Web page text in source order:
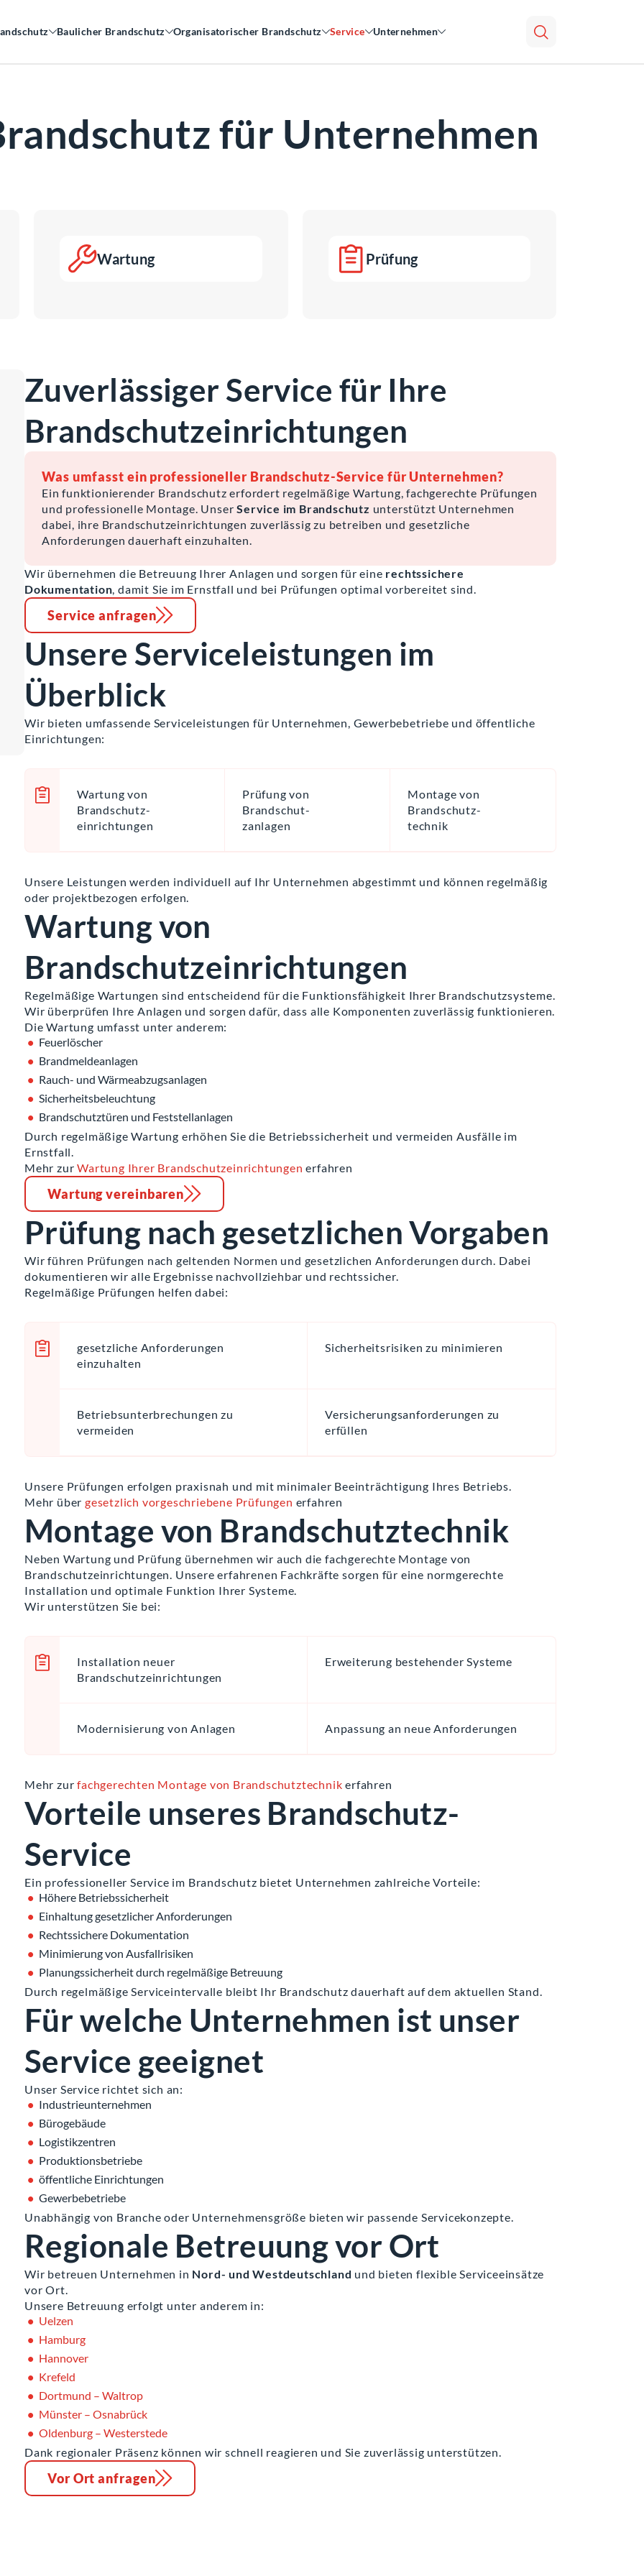
Baulicher Brandschutz Organisatorischer Brandschutz Service Unternehmen
für Unternehmen
Wartung Prüfung
Zuverlässiger Service für Ihre
Brandschutzeinrichtungen
Was umfasst ein professioneller Brandschutz-Service für Unternehmen?
Ein funktionierender Brandschutz erfordert regelmäßige Wartung, fachgerechte Prüfungen
und professionelle Montage. UnserService im Brandschutz unterstützt Unternehmen
dabei, ihre Brandschutzeinrichtungen zuverlässig zu betreiben und gesetzliche
Anforderungen dauerhaft einzuhalten.
Wir übernehmen die Betreuung Ihrer Anlagen und sorgen für eine rechtssichere
Dokumentation, damit Sie im Ernstfall und bei Prüfungen optimal vorbereitet sind.
Service anfragen
Unsere Serviceleistungen im
Überblick
Wir bieten umfassende Serviceleistungen für Unternehmen, Gewerbebetriebe und öffentliche
Einrichtungen:
Wartung von
Brandschutz-
einrichtungen
Prüfung von
Brandschut-
zanlagen
Montage von
Brandschutz-
technik
Unsere Leistungen werden individuell auf Ihr Unternehmen abgestimmt und können regelmäßig
oder projektbezogen erfolgen.
Wartung von
Brandschutzeinrichtungen
Regelmäßige Wartungen sind entscheidend für die Funktionsfähigkeit Ihrer Brandschutzsysteme.
Wir überprüfen Ihre Anlagen und sorgen dafür, dass alle Komponenten zuverlässig funktionieren.
Die Wartung umfasst unter anderem:
Feuerlöscher
Brandmeldeanlagen
Rauch- und Wärmeabzugsanlagen
Sicherheitsbeleuchtung
Brandschutztüren und Feststellanlagen
Durch regelmäßige Wartung erhöhen Sie die Betriebssicherheit und vermeiden Ausfälle im
Ernstfall.
Mehr zurWartung Ihrer Brandschutzeinrichtungen erfahren
Wartung vereinbaren
Prüfung nach gesetzlichen Vorgaben
Wir führen Prüfungen nach geltenden Normen und gesetzlichen Anforderungen durch. Dabei
dokumentieren wir alle Ergebnisse nachvollziehbar und rechtssicher.
Regelmäßige Prüfungen helfen dabei:
gesetzliche Anforderungen
einzuhalten
Sicherheitsrisiken zu minimieren
Betriebsunterbrechungen zu
vermeiden
Versicherungsanforderungen zu
erfüllen
Unsere Prüfungen erfolgen praxisnah und mit minimaler Beeinträchtigung Ihres Betriebs.
Mehr übergesetzlich vorgeschriebene Prüfungen erfahren
Montage von Brandschutztechnik
Neben Wartung und Prüfung übernehmen wir auch die fachgerechte Montage von
Brandschutzeinrichtungen. Unsere erfahrenen Fachkräfte sorgen für eine normgerechte
Installation und optimale Funktion Ihrer Systeme.
Wir unterstützen Sie bei:
Installation neuer
Brandschutzeinrichtungen
Erweiterung bestehender Systeme
Modernisierung von Anlagen Anpassung an neue Anforderungen
Mehr zurfachgerechten Montage von Brandschutztechnik erfahren
Vorteile unseres Brandschutz-
Service
Ein professioneller Service im Brandschutz bietet Unternehmen zahlreiche Vorteile:
Höhere Betriebssicherheit
Einhaltung gesetzlicher Anforderungen
Rechtssichere Dokumentation
Minimierung von Ausfallrisiken
Planungssicherheit durch regelmäßige Betreuung
Durch regelmäßige Serviceintervalle bleibt Ihr Brandschutz dauerhaft auf dem aktuellen Stand.
Für welche Unternehmen ist unser
Service geeignet
Unser Service richtet sich an:
Industrieunternehmen
Bürogebäude
Logistikzentren
Produktionsbetriebe
öffentliche Einrichtungen
Gewerbebetriebe
Unabhängig von Branche oder Unternehmensgröße bieten wir passende Servicekonzepte.
Regionale Betreuung vor Ort
Wir betreuen Unternehmen in Nord- und Westdeutschland und bieten flexible Serviceeinsätze
vor Ort.
Unsere Betreuung erfolgt unter anderem in:
Uelzen
Hamburg
Hannover
Krefeld
Dortmund – Waltrop
Münster – Osnabrück
Oldenburg – Westerstede
Dank regionaler Präsenz können wir schnell reagieren und Sie zuverlässig unterstützen.
Vor Ort anfragen